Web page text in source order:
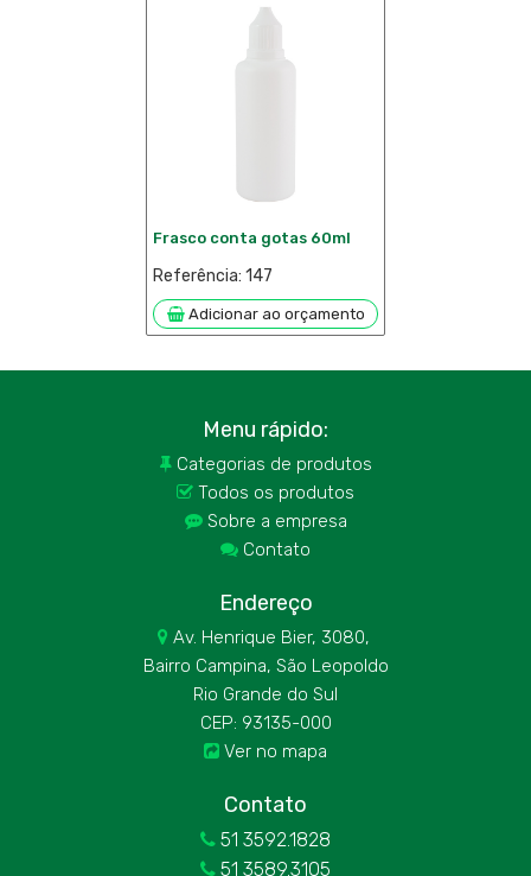
Frasco conta gotas 60ml
Referência: 147
Adicionar ao orçamento
Menu rápido:
Categorias de produtos
 Todos os produtos
Sobre a empresa
 Contato
Endereço
 Av. Henrique Bier, 3080,
Bairro Campina, São Leopoldo
Rio Grande do Sul
CEP: 93135-000
 Ver no mapa
Contato
 51 3592.1828
 51 3589.3105